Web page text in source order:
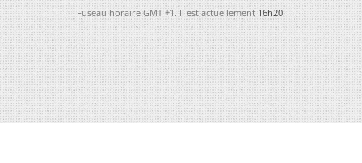
Fuseau horaire GMT +1. Il est actuellement16h20.